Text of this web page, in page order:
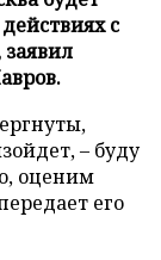
с
заявил
– буду
оценим
его